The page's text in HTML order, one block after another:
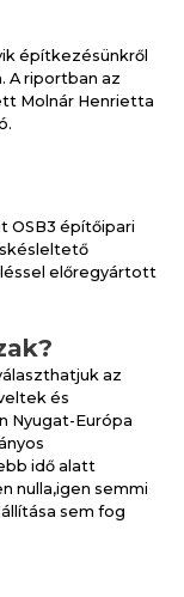
építkezésünkről
A riportban az
Molnár Henrietta
OSB3 építőipari
előregyártott
az
és
Nyugat-Európa
idő alatt
nulla,igen semmi
sem fog